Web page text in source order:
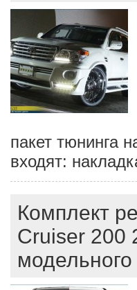
пакет тюнинга
входят:
Комплект
Cruiser 200
модельного